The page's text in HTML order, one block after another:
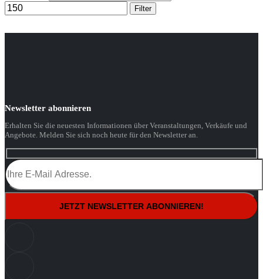
Filter
Newsletter abonnieren
Erhalten Sie die neuesten Informationen über Veranstaltungen, Verkäufe und
Angebote. Melden Sie sich noch heute für den Newsletter an.